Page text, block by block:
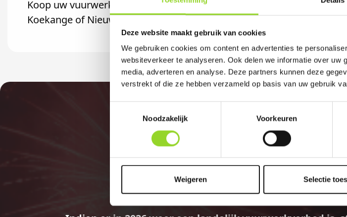
Deze website maakt gebruik van cookies
We gebruiken cookies om content en advertenties te
websiteverkeer te analyseren. Ook delen we informatie over
media, adverteren en analyse. Deze partners kunnen deze
verstrekt of die ze hebben verzameld op basis van uw gebruik
Noodzakelijk
Voorkeuren
Weigeren Selectie
Koop uw vuurwerk dan bij Veneboer in Hoogeveen. U bent van
Koekange of Nieuwlande komt.
GELD